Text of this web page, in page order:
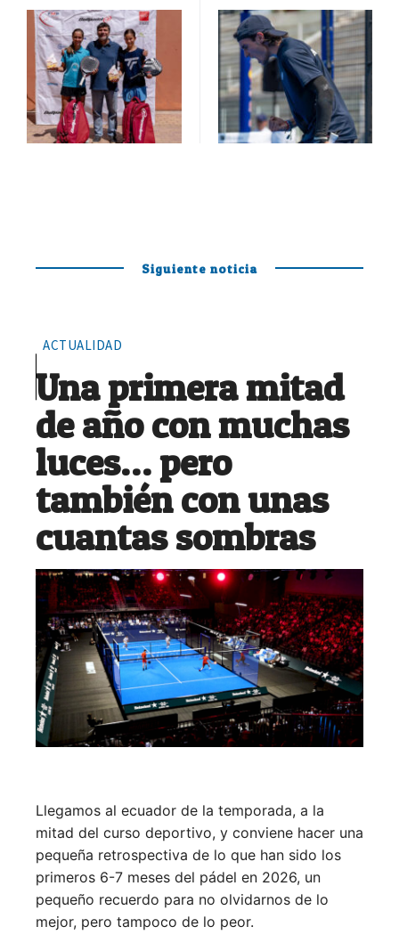
Siguiente noticia
ACTUALIDAD
Una primera mitad
de año con muchas
luces… pero
también con unas
cuantas sombras
Llegamos al ecuador de la temporada, a la
mitad del curso deportivo, y conviene hacer una
pequeña retrospectiva de lo que han sido los
primeros 6-7 meses del pádel en 2026, un
pequeño recuerdo para no olvidarnos de lo
mejor, pero tampoco de lo peor.